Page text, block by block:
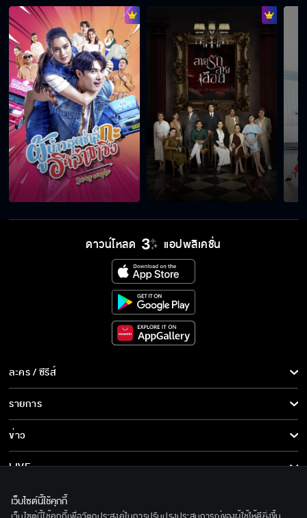
ดาวน์โหลด แอปพลิเคชั่น
ละคร / ซีรีส์
ละคร/ซีรีส์
ซีรีส์นานาชาติ
การ์ตูน & เกม
รายการ
รายการทั้งหมด
ข่าว
ข่าวทั้งหมด
ข่าวประชาสัมพันธ์
LIVE
เกี่ยวกับเรา
เว็บไซต์นี้ใช้คุกกี้